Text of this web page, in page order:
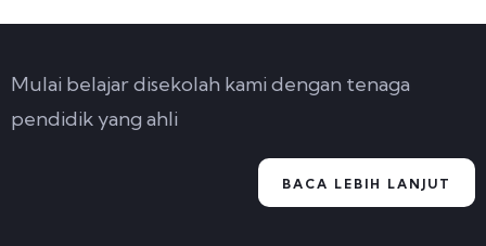
Mulai belajar disekolah kami dengan tenaga
pendidik yang ahli
BACA LEBIH LANJUT